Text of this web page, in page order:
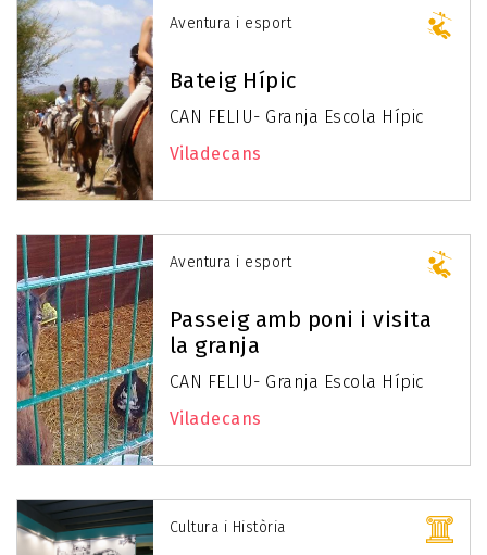
Aventura i esport
Bateig Hípic
CAN FELIU- Granja Escola Hípic
Viladecans
Aventura i esport
Passeig amb poni i visita
la granja
CAN FELIU- Granja Escola Hípic
Viladecans
Cultura i Història